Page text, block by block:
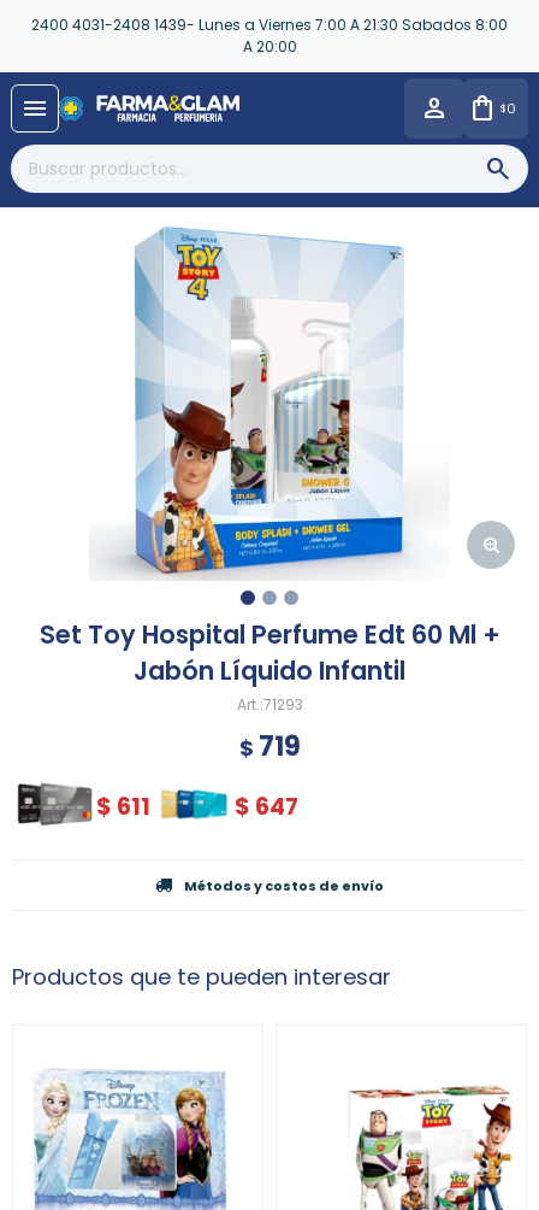
2400 4031-2408 1439- Lunes a Viernes 7:00 A 21:30 Sabados 8:00
A 20:00
menu $0
Set Toy Hospital Perfume Edt 60 Ml +
Jabón Líquido Infantil
71293
$ 719
$ 611 $ 647
Métodos y costos de envío
Productos que te pueden interesar